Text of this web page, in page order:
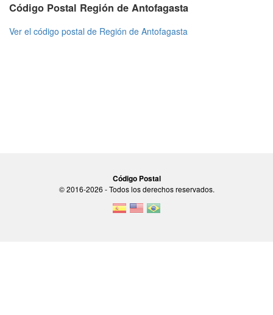
Código Postal Región de Antofagasta
Ver el código postal de Región de Antofagasta
Código Postal
© 2016-2026 - Todos los derechos reservados.